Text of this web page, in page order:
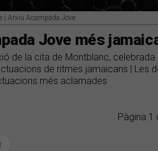
| Arxiu Acampada Jove
Jove més
de la cita de Montblanc, celebrada
de ritmes jamaicans | Les
més aclamades
Pàgina 1